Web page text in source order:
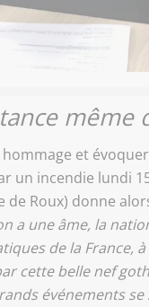
même
et
un incendie lundi
Roux) donne
a une âme, la
de la France,
cette belle nef
événements